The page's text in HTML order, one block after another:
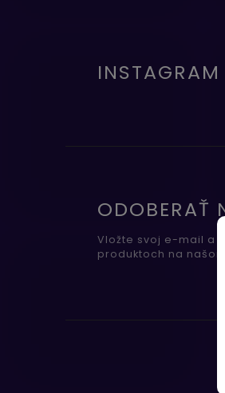
INSTAGRAM
ODOBERAŤ
Vložte svoj e-mail a
produktoch na